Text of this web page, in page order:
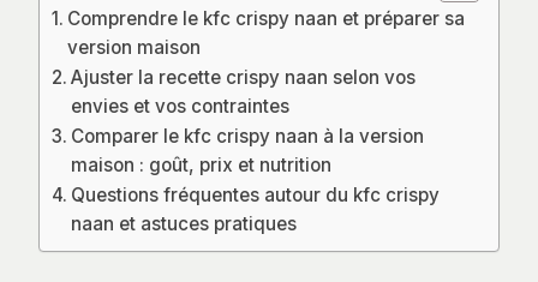
Comprendre le kfc crispy naan et préparer sa
version maison
Ajuster la recette crispy naan selon vos
envies et vos contraintes
Comparer le kfc crispy naan à la version
maison : goût, prix et nutrition
Questions fréquentes autour du kfc crispy
naan et astuces pratiques